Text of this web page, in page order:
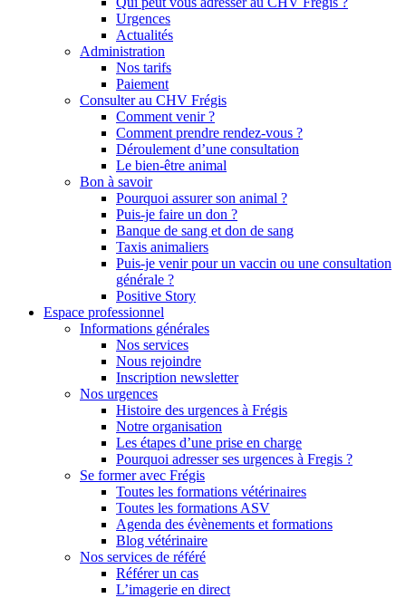
Urgences
Actualités
Administration
Nos tarifs
Paiement
Consulter au CHV Frégis
Comment venir ?
Comment prendre rendez-vous ?
Déroulement d’une consultation
Le bien-être animal
Bon à savoir
Pourquoi assurer son animal ?
Puis-je faire un don ?
Banque de sang et don de sang
Taxis animaliers
Puis-je venir pour un vaccin ou une consultation
générale ?
Positive Story
Espace professionnel
Informations générales
Nos services
Nous rejoindre
Inscription newsletter
Nos urgences
Histoire des urgences à Frégis
Notre organisation
Les étapes d’une prise en charge
Pourquoi adresser ses urgences à Fregis ?
Se former avec Frégis
Toutes les formations vétérinaires
Toutes les formations ASV
Agenda des évènements et formations
Blog vétérinaire
Nos services de référé
Référer un cas
L’imagerie en direct